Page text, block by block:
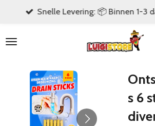
naar
hoofdinhoud
Snelle Levering: 📦 Binnen 1-3
s 6